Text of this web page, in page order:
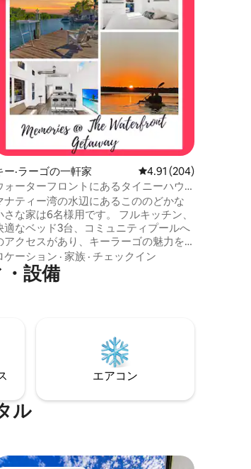
5つ星中4.98つ星の平均評価
ー·ラーゴの一軒家 レビュー204件、5つ
4.91 (204)
ォーターフロントにあるタイニーハウ
| ベイビュー | デッキ | プール
ナティー湾の水辺にあるこののどかな
さな家は6名様用です。 フルキッチン、
適なベッド3台、コミュニティプールへ
アクセスがあり、キーラーゴの魅力を
大限に楽しめる最高のロケーションで
。 デッキに座って水につま先を浸した
、利用可能なカヤックやパドルボード
で車で15分 アフリカンクイーン運河クル
ーゴを体験して、詳細をご覧ください！
ケーション · 家族 · チェックイン
設備
エアコン
ル